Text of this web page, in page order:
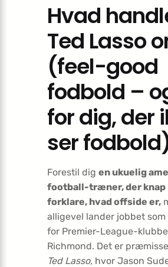
Hvad
Ted Lasso
(feel-good
fodbold –
for dig, der
ser
Forestil dig en ukuelig
football-træner, der knap
forklare, hvad offside er,
alligevel lander jobbet
for Premier-League-
Richmond. Det er
Ted Lasso, hvor Jason